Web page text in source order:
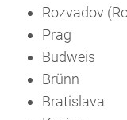
Rozvadov
Prag
Budweis
Brünn
Bratislava